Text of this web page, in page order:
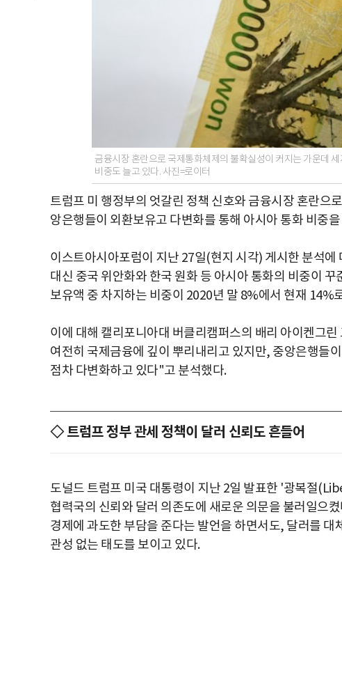
금융시장 혼란으로 국제통화체제의 불확실성이 커지는 가운데
비중도 늘고 있다. 사진=로이터
트럼프 미 행정부의 엇갈린 정책 신호와 금융시장 혼란으
앙은행들이 외환보유고 다변화를 통해 아시아 통화 비중
이스트아시아포럼이 지난 27일(현지 시각) 게시한 분석
대신 중국 위안화와 한국 원화 등 아시아 통화의 비중이
보유액 중 차지하는 비중이 2020년 말 8%에서 현재 14%
이에 대해 캘리포니아대 버클리캠퍼스의 배리 아이켄그
여전히 국제금융에 깊이 뿌리내리고 있지만, 중앙은행들
점차 다변화하고 있다"고 분석했다.
◇ 트럼프 정부 관세 정책이 달러 신뢰도 흔들어
도널드 트럼프 미국 대통령이 지난 2일 발표한 '광복절
협력국의 신뢰와 달러 의존도에 새로운 의문을 불러일으
경제에 과도한 부담을 준다는 발언을 하면서도, 달러를
관성 없는 태도를 보이고 있다.